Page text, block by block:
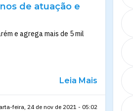
de atuação e
e agrega mais de 5 mil
Leia Mais
feira, 24 de nov de 2021 - 05:02